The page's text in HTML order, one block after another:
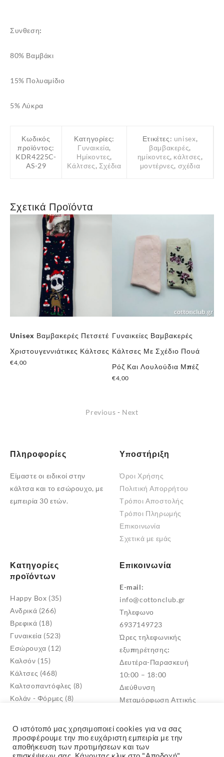
Συνθεση:
80% Βαμβάκι
15% Πολυαμίδιο
5% Λύκρα
Κωδικός
προϊόντος:
KDR4225C-
AS-29
Κατηγορίες:
Γυναικεία,
Ημίκοντες,
Κάλτσες, Σχέδια
Ετικέτες: unisex,
βαμβακερές,
ημίκοντες, κάλτσες,
μοντέρνες, σχέδια
Σχετικά Προϊόντα
Unisex Βαμβακερές Πετσετέ
Χριστουγεννιάτικες Κάλτσες
€4,00
Γυναικείες Βαμβακερές
Κάλτσες Με Σχέδιο Πουά
Ρόζ Και Λουλούδια Μπέζ
€4,00
Previous - Next
Πληροφορίες
Είμαστε οι ειδικοί στην
κάλτσα και το εσώρουχο, με
εμπειρία 30 ετών.
Υποστήριξη
Όροι Χρήσης
Πολιτική Απορρήτου
Τρόποι Αποστολής
Τρόποι Πληρωμής
Επικοινωνία
Σχετικά με εμάς
Κατηγορίες
προϊόντων
Happy Box (35)
Ανδρικά (266)
Βρεφικά (18)
Γυναικεία (523)
Εσώρουχα (12)
Καλσόν (15)
Κάλτσες (468)
Καλτσοπαντόφλες (8)
Κολάν - Φόρμες (8)
Σκουφιά - Γάντια (3)
Παιδικά (268)
Επικοινωνία
E-mail:
info@cottonclub.gr
Τηλεφωνο
6937149723
Ώρες τηλεφωνικής
εξυπηρέτησης:
Δευτέρα-Παρασκευή
10:00 – 18:00
Διεύθυνση
Μεταμόρφωση Αττικής
Ο ιστότοπό μας χρησιμοποιεί cookies για να σας
προσφέρουμε την πιο ευχάριστη εμπειρία με την
αποθήκευση των προτιμήσεων και των